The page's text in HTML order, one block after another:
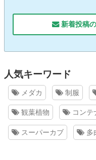
新着投稿
人気キーワード
メダカ 制服
観葉植物 コンテ
スーパーカブ 多